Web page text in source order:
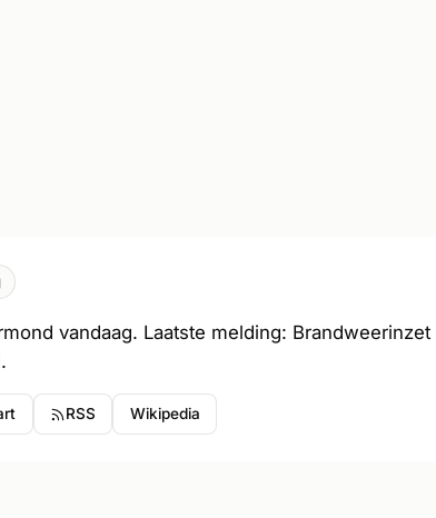
vandaag. Laatste melding: Brandweerinzet
RSS Wikipedia